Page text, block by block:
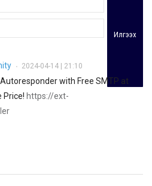
Илгээх
• 2024-04-14 | 21:10
with Free SMTP at
Price! https://ext-